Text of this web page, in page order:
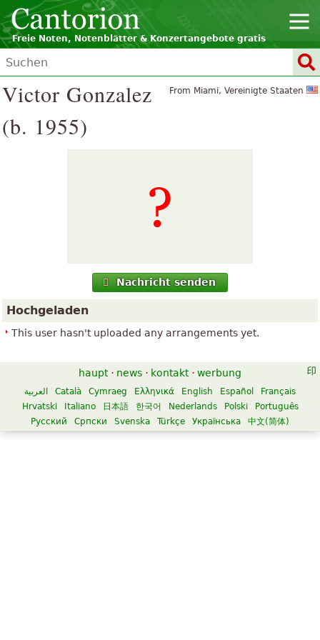
Freie Noten, Notenblätter & Konzertangebote gratis
From Miami, Vereinigte Staaten
Victor Gonzalez
(b. 1955)
Nachricht senden
Hochgeladen
This user hasn't uploaded any arrangements yet.
haupt · news · kontakt · werbung
العربية Català Cymraeg Ελληνικά English Español
Français
Hrvatski
Italiano 日本語 한국어 Nederlands Polski
Português
Русский
Српски Svenska Türkçe Українська 中文(简体)